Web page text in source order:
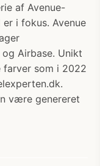
af Avenue-
i fokus. Avenue
Airbase. Unikt
farver som i 2022
være genereret